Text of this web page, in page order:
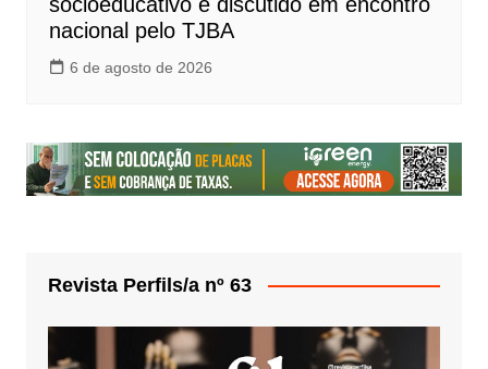
nacional pelo TJBA
6 de agosto de 2026
Revista Perfils/a nº 63